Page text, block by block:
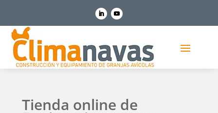
Tienda online de